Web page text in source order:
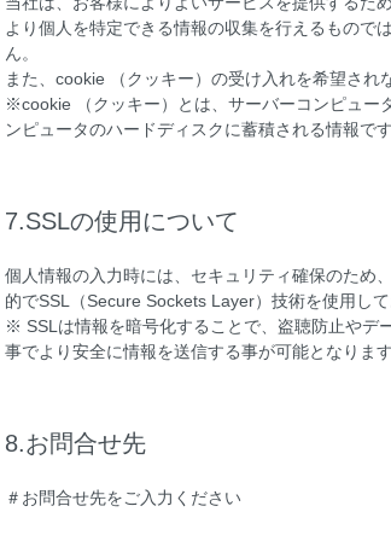
より個人を特定できる情報の収集を行えるもので
ん。
また、cookie （クッキー）の受け入れを希望され
※cookie （クッキー）とは、サーバーコンピュー
ンピュータのハードディスクに蓄積される情報です
7.SSLの使用について
個人情報の入力時には、セキュリティ確保のため
的でSSL（Secure Sockets Layer）技術を使用して
※ SSLは情報を暗号化することで、盗聴防止やデ
事でより安全に情報を送信する事が可能となります
8.お問合せ先
＃お問合せ先をご入力ください